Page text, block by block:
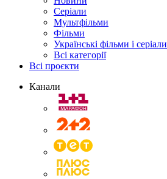
Серіали
Мультфільми
Фільми
Українські фільми і серіали
Всі категорії
Всі проєкти
Канали